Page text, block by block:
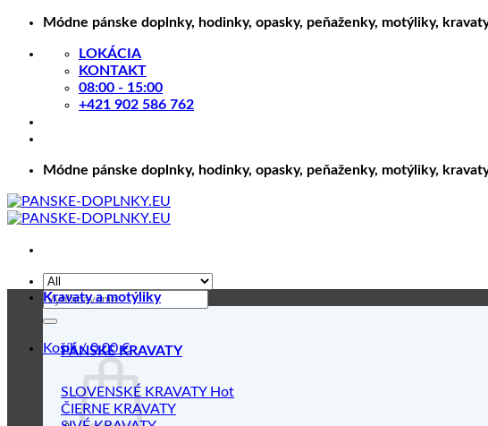
Skip
content
Módne pánske doplnky, hodinky, opasky, peňaženky, motýliky,
LOKÁCIA
KONTAKT
08:00 - 15:00
+421 902 586 762
Módne pánske doplnky, hodinky, opasky, peňaženky, motýliky,
Hľadať:
Košík /0.00€
Kravaty a motýliky
PÁNSKE KRAVATY
SLOVENSKÉ KRAVATY
ČIERNE KRAVATY